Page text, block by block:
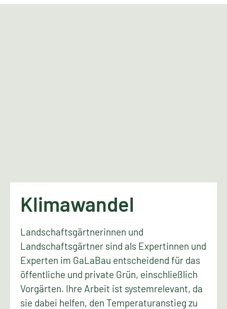
Klimawandel
Landschaftsgärtnerinnen und
Landschaftsgärtner sind als Expertinnen und
Experten im GaLaBau entscheidend für das
öffentliche und private Grün, einschließlich
Vorgärten. Ihre Arbeit ist systemrelevant, da
sie dabei helfen, den Temperaturanstieg zu